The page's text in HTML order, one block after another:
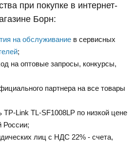
при покупке в интернет-
Борн:
на обслуживание в сервисных
;
на оптовые запросы, конкурсы,
партнера на все товары
TP-Link TL-SF1008LP по низкой цене
России;
лиц с НДС 22% - счета,